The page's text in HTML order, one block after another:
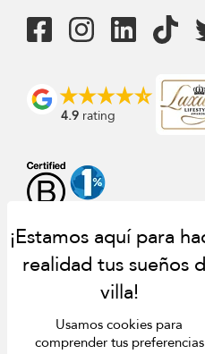
4.9 rating
USD $ es Español
Usamos cookies para
comprender tus preferencias